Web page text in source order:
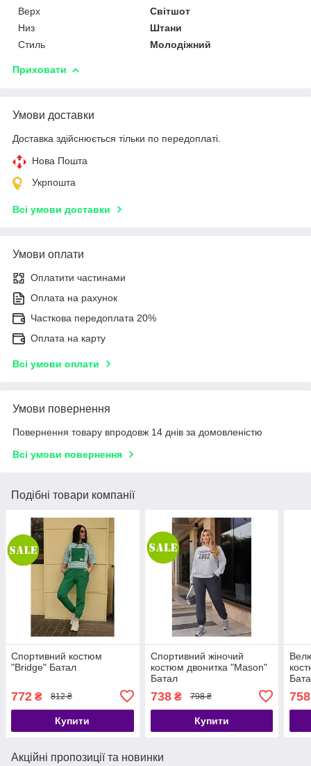
Верх
Світшот
Низ
Штани
Стиль
Молодіжний
Приховати
Умови доставки
Доставка здійснюється тільки по передоплаті.
Нова Пошта
Укрпошта
Всі умови доставки
Умови оплати
Оплатити частинами
Оплата на рахунок
Часткова передоплата 20%
Оплата на карту
Всі умови оплати
Умови повернення
Повернення товару впродовж 14 днів за домовленістю
Всі умови повернення
Подібні товари компанії
Спортивний костюм
"Bridge" Батал
772 ₴ 812 ₴
Купити
Спортивний жіночий
костюм двонитка "Mason"
Батал
738₴ 798 ₴
Купити
758
Акційні пропозиції та новинки